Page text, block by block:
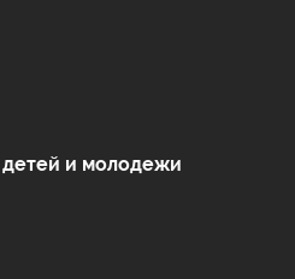
и молодежи